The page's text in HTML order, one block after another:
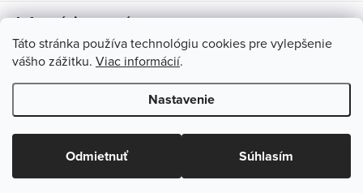
Táto stránka používa technológiu cookies pre vylepšenie
vášho zážitku. Viac informácií.
Nastavenie
Odmietnuť Súhlasím
Informácie pre vás
Instagram
Copyright 2026CUBESHOP.SK. Všetky práva vyhradené.Upraviť
nastavenie cookies